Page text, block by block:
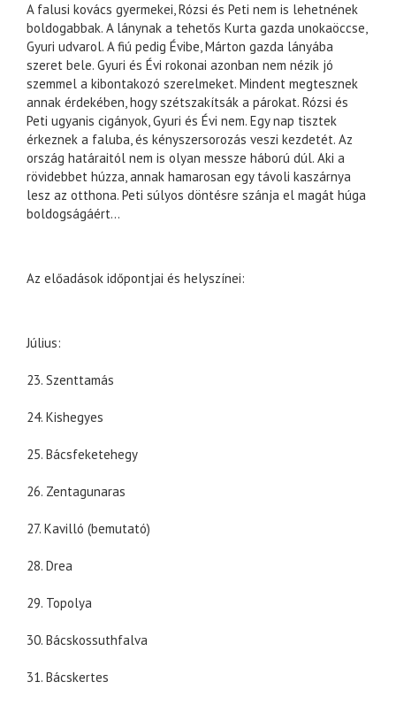
A falusi kovács gyermekei, Rózsi és Peti nem is lehetnének
boldogabbak. A lánynak a tehetős Kurta gazda unokaöccse,
Gyuri udvarol. A fiú pedig Évibe, Márton gazda lányába
szeret bele. Gyuri és Évi rokonai azonban nem nézik jó
szemmel a kibontakozó szerelmeket. Mindent megtesznek
annak érdekében, hogy szétszakítsák a párokat. Rózsi és
Peti ugyanis cigányok, Gyuri és Évi nem. Egy nap tisztek
érkeznek a faluba, és kényszersorozás veszi kezdetét. Az
ország határaitól nem is olyan messze háború dúl. Aki a
rövidebbet húzza, annak hamarosan egy távoli kaszárnya
lesz az otthona. Peti súlyos döntésre szánja el magát húga
boldogságáért…
Az előadások időpontjai és helyszínei:
Július:
23. Szenttamás
24. Kishegyes
25. Bácsfeketehegy
26. Zentagunaras
27. Kavilló (bemutató)
28. Drea
29. Topolya
30. Bácskossuthfalva
31. Bácskertes